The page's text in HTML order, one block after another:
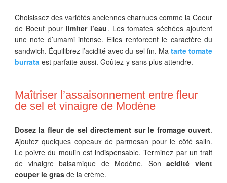
Choisissez des variétés anciennes charnues comme la Coeur
de Boeuf pour limiter l’eau. Les tomates séchées ajoutent
une note d’umami intense. Elles renforcent le caractère du
sandwich. Équilibrez l’acidité avec du sel fin. Ma tarte tomate
burrata est parfaite aussi. Goûtez-y sans plus attendre.
Maîtriser l’assaisonnement entre fleur
de sel et vinaigre de Modène
Dosez la fleur de sel directement sur le fromage ouvert.
Ajoutez quelques copeaux de parmesan pour le côté salin.
Le poivre du moulin est indispensable. Terminez par un trait
de vinaigre balsamique de Modène. Sonacidité vient
couper le grasde la crème.